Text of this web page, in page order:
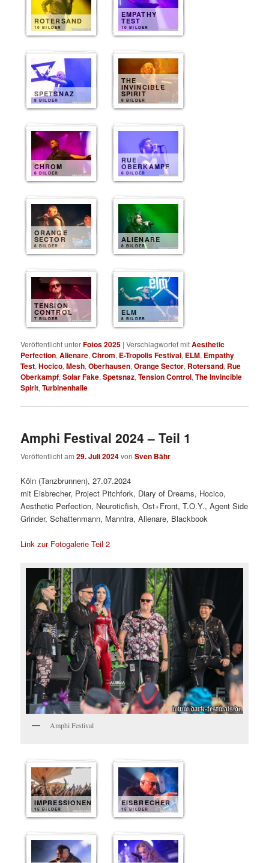
ROTERSAND
10 BILDER
EMPATHY
TEST
10 BILDER
SPETSNAZ
8 BILDER
THE
INVINCIBLE
SPIRIT
8 BILDER
CHROM
8 BILDER
RUE
OBERKAMPF
8 BILDER
ORANGE
SECTOR
8 BILDER
ALIENARE
8 BILDER
TENSION
CONTROL
7 BILDER
ELM
6 BILDER
Veröffentlicht unterFotos 2025 |Verschlagwortet mitAesthetic
Perfection,Alienare,Chrom, E-Tropolis Festival, ELM, Empathy
Test,Hocico,Mesh,Oberhausen,Orange Sector, Rotersand, Rue
Oberkampf,Solar Fake,Spetsnaz,Tension Control,The Invincible
Spirit,Turbinenhalle
Amphi Festival 2024 – Teil 1
Veröffentlicht am29. Juli 2024vonSven Bähr
Köln (Tanzbrunnen), 27.07.2024
mit Eisbrecher, Project Pitchfork, Diary of Dreams, Hocico,
Aesthetic Perfection, Neuroticfish, Ost+Front, T.O.Y., Agent Side
Grinder, Schattenmann, Manntra, Alienare, Blackbook
Link zur Fotogalerie Teil 2
Amphi Festival
IMPRESSIONEN
15 BILDER
EISBRECHER
15 BILDER